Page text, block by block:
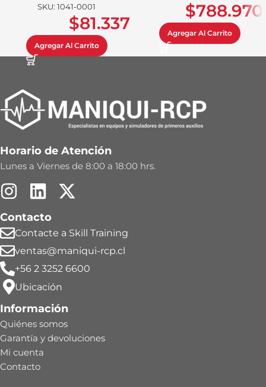
SKU: 1041-0001
$81.337
Agregar Al Carrito
$788.970
Agregar Al Carrito
Horario de Atención
Lunes a Viernes de 8:00 a 18:00 hrs.
Contacto
Contacte a Skill Training
ventas@maniqui-rcp.cl
+56 2 3252 6600
Ubicación
Información
Quiénes somos
Garantía y devoluciones
Mi cuenta
Contacto